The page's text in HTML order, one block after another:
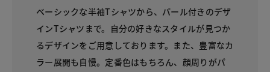
ベーシックな半袖Tシャツから、パール付きのデザ
インTシャツまで。自分の好きなスタイルが見つか
るデザインをご用意しております。また、豊富なカ
ラー展開も自慢。定番色はもちろん、顔周りがパ